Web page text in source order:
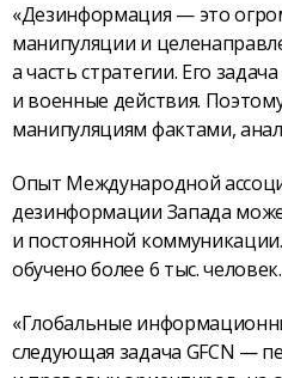
«Дезинформация — это
манипуляции и
а часть стратегии. Его
и военные действия.
манипуляциям фактами,
Опыт Международной
дезинформации Запада
и постоянной
обучено более 6 тыс. человек.
«Глобальные
следующая задача GFCN —